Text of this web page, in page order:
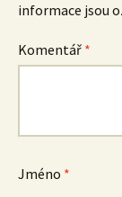
informace jsou
Komentář *
Jméno *